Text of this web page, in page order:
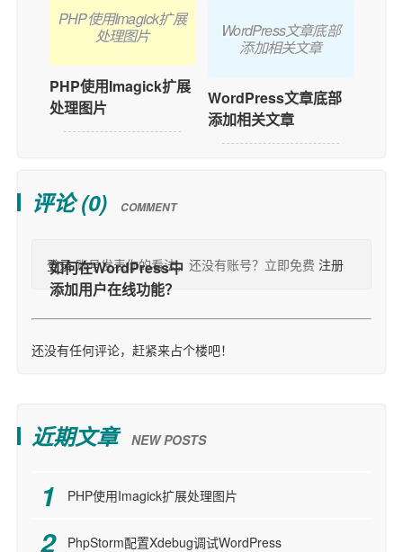
PHP使用Imagick扩展
处理图片
PHP使用Imagick扩展
处理图片
WordPress文章底部
添加相关文章
WordPress文章底部
添加相关文章
评论 (0) COMMENT
登录账号发表你的看法，还没有账号？立即免费 注册
还没有任何评论，赶紧来占个楼吧！
近期文章 NEW POSTS
PHP使用Imagick扩展处理图片
PhpStorm配置Xdebug调试WordPress